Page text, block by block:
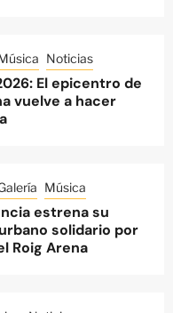
Noticias
El epicentro de
vuelve a hacer
Música
estrena su
solidario por
Roig Arena